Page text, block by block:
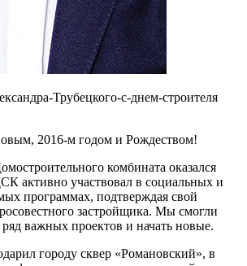
2016-м годом и Рождеством!
комбината оказался
активно участвовал в социальных и
программах, подтверждая свой
застройщика. Мы смогли
важных проектов и начать новые.
городу сквер «Романовский», в